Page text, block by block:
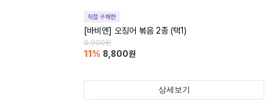
직접 구매한
[바비엔] 오징어 볶음 2종 (택1)
9,900원
11 % 8,800원
상세보기